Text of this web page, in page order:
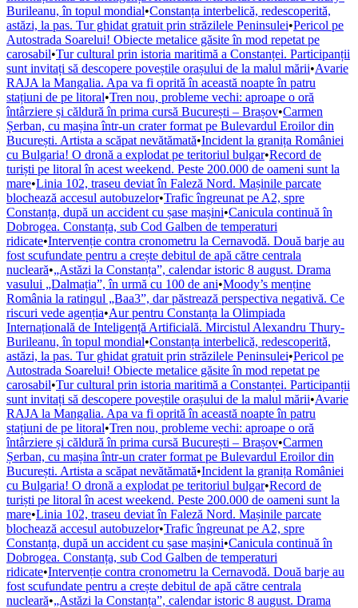
Burileanu, în topul mondial•Constanța interbelică, redescoperită,
astăzi, la pas. Tur ghidat gratuit prin străzilele Peninsulei•Pericol pe
Autostrada Soarelui! Obiecte metalice găsite în mod repetat pe
carosabil•Tur cultural prin istoria maritimă a Constanței. Participanții
sunt invitați să descopere poveștile orașului de la malul mării•Avarie
RAJA la Mangalia. Apa va fi oprită în această noapte în patru
stațiuni de pe litoral•Tren nou, probleme vechi: aproape o oră
întârziere și căldură în prima cursă București – Brașov•Carmen
Șerban, cu mașina într-un crater format pe Bulevardul Eroilor din
București. Artista a scăpat nevătămată•Incident la granița României
cu Bulgaria! O dronă a explodat pe teritoriul bulgar•Record de
turiști pe litoral în acest weekend. Peste 200.000 de oameni sunt la
mare•Linia 102, traseu deviat în Faleză Nord. Mașinile parcate
blochează accesul autobuzelor•Trafic îngreunat pe A2, spre
Constanța, după un accident cu șase mașini•Canicula continuă în
Dobrogea. Constanța, sub Cod Galben de temperaturi
ridicate•Intervenție contra cronometru la Cernavodă. Două barje au
fost scufundate pentru a crește debitul de apă către centrala
nucleară•„Astăzi la Constanța”, calendar istoric 8 august. Drama
vasului „Dalmația”, în urmă cu 100 de ani•Moody’s menține
România la ratingul „Baa3”, dar păstrează perspectiva negativă. Ce
riscuri vede agenția•Aur pentru Constanța la Olimpiada
Internațională de Inteligență Artificială. Mircistul Alexandru Thury-
Burileanu, în topul mondial•Constanța interbelică, redescoperită,
astăzi, la pas. Tur ghidat gratuit prin străzilele Peninsulei•Pericol pe
Autostrada Soarelui! Obiecte metalice găsite în mod repetat pe
carosabil•Tur cultural prin istoria maritimă a Constanței. Participanții
sunt invitați să descopere poveștile orașului de la malul mării•Avarie
RAJA la Mangalia. Apa va fi oprită în această noapte în patru
stațiuni de pe litoral•Tren nou, probleme vechi: aproape o oră
întârziere și căldură în prima cursă București – Brașov•Carmen
Șerban, cu mașina într-un crater format pe Bulevardul Eroilor din
București. Artista a scăpat nevătămată•Incident la granița României
cu Bulgaria! O dronă a explodat pe teritoriul bulgar•Record de
turiști pe litoral în acest weekend. Peste 200.000 de oameni sunt la
mare•Linia 102, traseu deviat în Faleză Nord. Mașinile parcate
blochează accesul autobuzelor•Trafic îngreunat pe A2, spre
Constanța, după un accident cu șase mașini•Canicula continuă în
Dobrogea. Constanța, sub Cod Galben de temperaturi
ridicate•Intervenție contra cronometru la Cernavodă. Două barje au
fost scufundate pentru a crește debitul de apă către centrala
nucleară•„Astăzi la Constanța”, calendar istoric 8 august. Drama